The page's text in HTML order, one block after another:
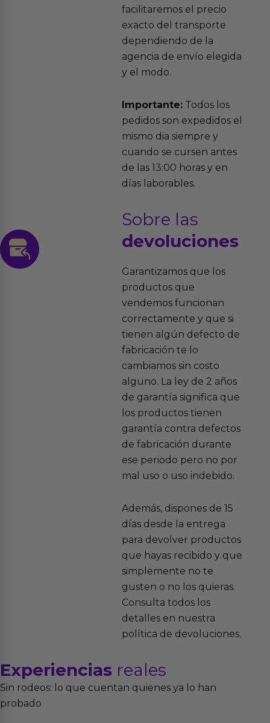
facilitaremos el precio
exacto del transporte
dependiendo de la
agencia de envío elegida
y el modo.
Importante:Todos los
pedidos son expedidos el
mismo dia siempre y
cuando se cursen antes
de las 13:00 horas y en
días laborables.
Sobre las
devoluciones
Garantizamos que los
productos que
vendemos funcionan
correctamente y que si
tienen algún defecto de
fabricación te lo
cambiamos sin costo
alguno. La ley de 2 años
de garantía significa que
los productos tienen
garantía contra defectos
de fabricación durante
ese periodo pero no por
mal uso o uso indebido.
Además, dispones de 15
días desde la entrega
para devolver productos
que hayas recibido y que
simplemente no te
gusten o no los quieras.
Consulta todos los
detalles en nuestra
política de devoluciones.
Experiencias reales
Sin rodeos: lo que cuentan quienes ya lo han
probado